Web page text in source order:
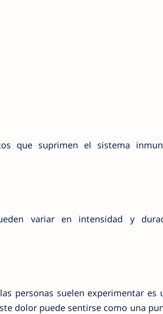
que suprimen el sistema
variar en intensidad y
personas suelen experimentar es
dolor puede sentirse como una